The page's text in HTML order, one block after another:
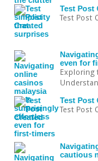
Test Post
Test Post
even for
Exploring
Test Post
Test Post
cautious